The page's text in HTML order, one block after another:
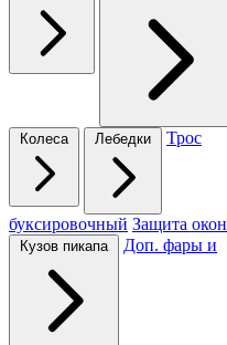
Колеса Лебедки Трос
буксировочный Защита окон
Кузов пикапа Доп. фары и